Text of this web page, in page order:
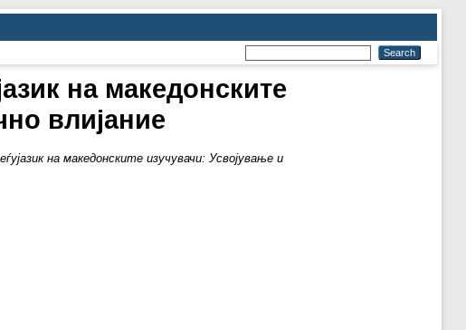
на македонските
влијание
на македонските изучувачи: Усвојување и